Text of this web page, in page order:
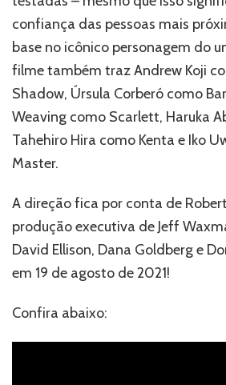
confiança das pessoas mais
base no icônico personagem do
filme também traz Andrew Koji
Shadow, Úrsula Corberó como
Weaving como Scarlett, Haruka
Tahehiro Hira como Kenta e Iko
Master.
A direção fica por conta de
produção executiva de Jeff
David Ellison, Dana Goldberg e
em 19 de agosto de 2021!
Confira abaixo: